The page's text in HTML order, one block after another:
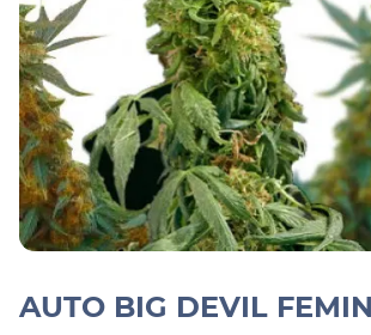
AUTO BIG DEVIL